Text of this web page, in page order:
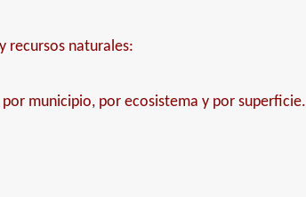
recursos naturales:
municipio, por ecosistema y por superficie.